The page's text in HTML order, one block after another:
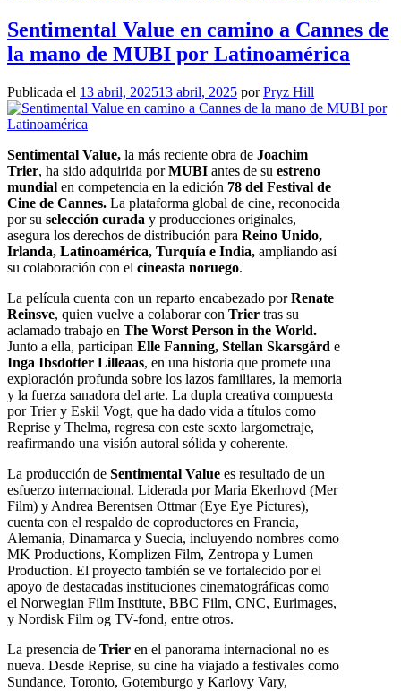
Sentimental Value en camino a Cannes de
la mano de MUBI por Latinoamérica
Publicada el 13 abril, 202513 abril, 2025 porPryz Hill
Sentimental Value, la más reciente obra de Joachim
Trier, ha sido adquirida porMUBI antes de su estreno
mundial en competencia en la edición 78 del Festival de
Cine de Cannes. La plataforma global de cine, reconocida
por su selección curada y producciones originales,
asegura los derechos de distribución para Reino Unido,
Irlanda, Latinoamérica, Turquía e India, ampliando así
su colaboración con el cineasta noruego.
La película cuenta con un reparto encabezado porRenate
Reinsve, quien vuelve a colaborar con Trier tras su
aclamado trabajo en The Worst Person in the World.
Junto a ella, participan Elle Fanning, Stellan Skarsgård e
Inga Ibsdotter Lilleaas, en una historia que promete una
exploración profunda sobre los lazos familiares, la memoria
y la fuerza sanadora del arte. La dupla creativa compuesta
por Trier y Eskil Vogt, que ha dado vida a títulos como
Reprise y Thelma, regresa con este sexto largometraje,
reafirmando una visión autoral sólida y coherente.
La producción de Sentimental Value es resultado de un
esfuerzo internacional. Liderada por Maria Ekerhovd (Mer
Film) y Andrea Berentsen Ottmar (Eye Eye Pictures),
cuenta con el respaldo de coproductores en Francia,
Alemania, Dinamarca y Suecia, incluyendo nombres como
MK Productions, Komplizen Film, Zentropa y Lumen
Production. El proyecto también se ve fortalecido por el
apoyo de destacadas instituciones cinematográficas como
el Norwegian Film Institute, BBC Film, CNC, Eurimages,
y Nordisk Film og TV-fond, entre otros.
La presencia de Trier en el panorama internacional no es
nueva. Desde Reprise, su cine ha viajado a festivales como
Sundance, Toronto, Gotemburgo y Karlovy Vary,